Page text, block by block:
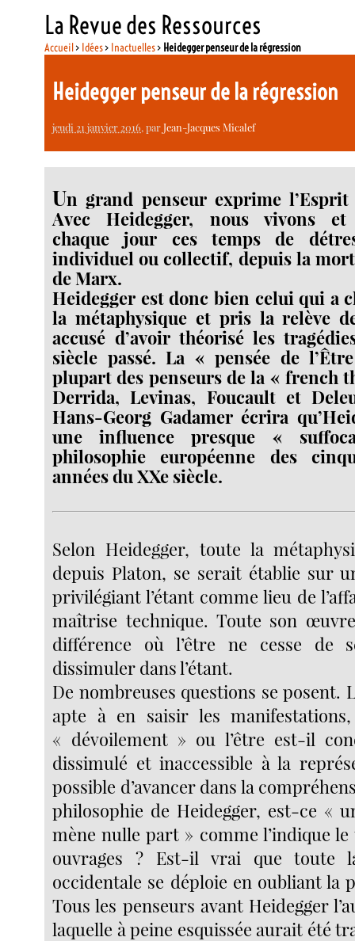
La Revue des Ressources
Accueil> Idées> Inactuelles> Heidegger penseur de la régression
Heidegger penseur de la régression
jeudi 21 janvier 2016, parJean-Jacques Micalef
Un grand penseur exprime l’Esprit
Avec Heidegger, nous vivons et
chaque jour ces temps de
individuel ou collectif, depuis la
de Marx.
Heidegger est donc bien celui qui a
la métaphysique et pris la relève
accusé d’avoir théorisé les
siècle passé. La « pensée de
plupart des penseurs de la « french
Derrida, Levinas, Foucault et
Hans-Georg Gadamer écrira
une influence presque «
philosophie européenne des
années du XXe siècle.
Selon Heidegger, toute la
depuis Platon, se serait établie sur
privilégiant l’étant comme lieu de
maîtrise technique. Toute son
différence où l’être ne cesse de
dissimuler dans l’étant.
De nombreuses questions se posent.
apte à en saisir les
« dévoilement » ou l’être est-il
dissimulé et inaccessible à la
possible d’avancer dans la
philosophie de Heidegger, est-ce «
mène nulle part » comme l’indique le
ouvrages ? Est-il vrai que toute
occidentale se déploie en oubliant la
Tous les penseurs avant Heidegger
laquelle à peine esquissée aurait été